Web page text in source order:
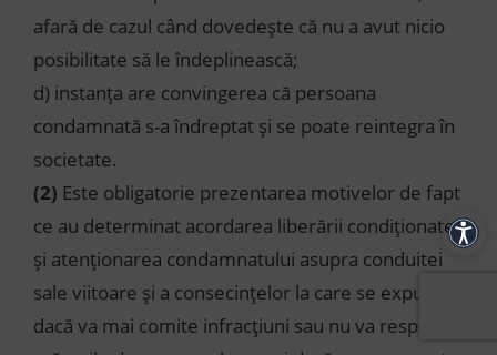
afară de cazul când dovedește că nu a avut nicio
posibilitate să le îndeplinească;
d) instanța are convingerea că persoana
condamnată s-a îndreptat și se poate reintegra în
societate.
(2) Este obligatorie prezentarea motivelor de fapt
ce au determinat acordarea liberării condiționate
și atenționarea condamnatului asupra conduitei
sale viitoare și a consecințelor la care se expune,
dacă va mai comite infracțiuni sau nu va respecta